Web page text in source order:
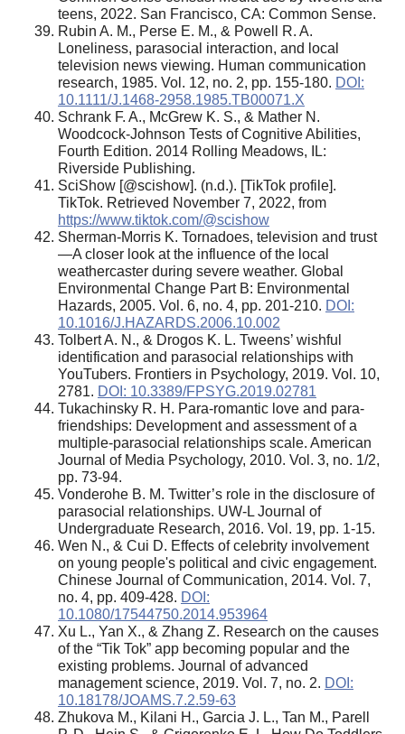
teens, 2022. San Francisco, CA: Common Sense.
Rubin A. M., Perse E. M., & Powell R. A.
Loneliness, parasocial interaction, and local
television news viewing. Human communication
research, 1985. Vol. 12, no. 2, pp. 155-180. DOI:
10.1111/J.1468-2958.1985.TB00071.X
Schrank F. A., McGrew K. S., & Mather N.
Woodcock-Johnson Tests of Cognitive Abilities,
Fourth Edition. 2014 Rolling Meadows, IL:
Riverside Publishing.
SciShow [@scishow]. (n.d.). [TikTok profile].
TikTok. Retrieved November 7, 2022, from
https://www.tiktok.com/@scishow
Sherman-Morris K. Tornadoes, television and trust
—A closer look at the influence of the local
weathercaster during severe weather. Global
Environmental Change Part B: Environmental
Hazards, 2005. Vol. 6, no. 4, pp. 201-210. DOI:
10.1016/J.HAZARDS.2006.10.002
Tolbert A. N., & Drogos K. L. Tweens’ wishful
identification and parasocial relationships with
YouTubers. Frontiers in Psychology, 2019. Vol. 10,
2781. DOI: 10.3389/FPSYG.2019.02781
Tukachinsky R. H. Para-romantic love and para-
friendships: Development and assessment of a
multiple-parasocial relationships scale. American
Journal of Media Psychology, 2010. Vol. 3, no. 1/2,
pp. 73-94.
Vonderohe B. M. Twitter’s role in the disclosure of
parasocial relationships. UW-L Journal of
Undergraduate Research, 2016. Vol. 19, pp. 1-15.
Wen N., & Cui D. Effects of celebrity involvement
on young people's political and civic engagement.
Chinese Journal of Communication, 2014. Vol. 7,
no. 4, pp. 409-428. DOI:
10.1080/17544750.2014.953964
Xu L., Yan X., & Zhang Z. Research on the causes
of the “Tik Tok” app becoming popular and the
existing problems. Journal of advanced
management science, 2019. Vol. 7, no. 2. DOI:
10.18178/JOAMS.7.2.59-63
Zhukova M., Kilani H., Garcia J. L., Tan M., Parell